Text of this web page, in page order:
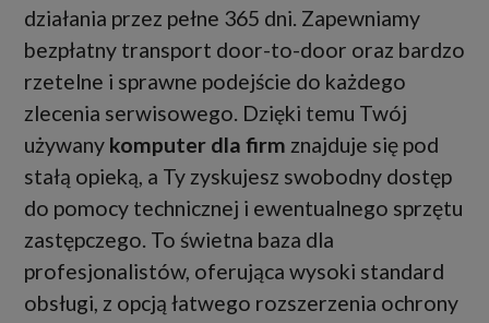
działania przez pełne 365 dni. Zapewniamy
bezpłatny transport door-to-door oraz bardzo
rzetelne i sprawne podejście do każdego
zlecenia serwisowego. Dzięki temu Twój
używany komputer dla firm znajduje się pod
stałą opieką, a Ty zyskujesz swobodny dostęp
do pomocy technicznej i ewentualnego sprzętu
zastępczego. To świetna baza dla
profesjonalistów, oferująca wysoki standard
obsługi, z opcją łatwego rozszerzenia ochrony